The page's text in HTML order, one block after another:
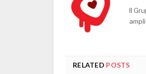
Il
RELATED POSTS